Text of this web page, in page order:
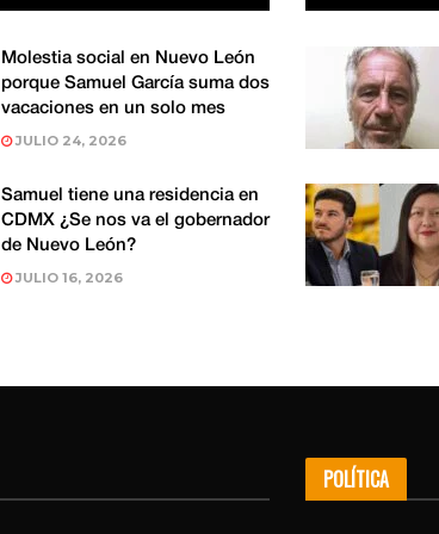
Molestia social en Nuevo León
porque Samuel García suma dos
vacaciones en un solo mes
JULIO 24, 2026
Samuel tiene una residencia en
CDMX ¿Se nos va el gobernador
de Nuevo León?
JULIO 16, 2026
POLÍTICA